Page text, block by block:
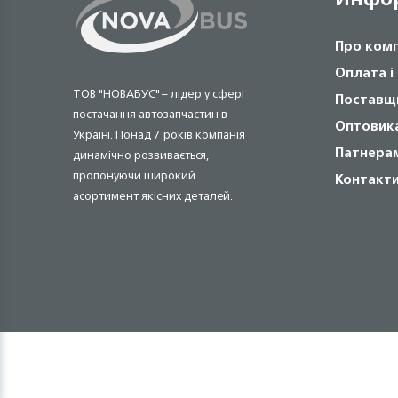
ТОВ "НОВАБУС" – лідер у сфері
постачання автозапчастин в
Україні. Понад 7 років компанія
динамічно розвивається,
пропонуючи широкий
асортимент якісних деталей.
Про
Оплата